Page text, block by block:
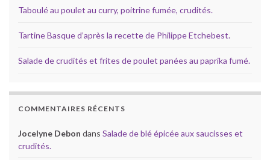
Taboulé au poulet au curry, poitrine fumée, crudités.
Tartine Basque d’après la recette de Philippe Etchebest.
Salade de crudités et frites de poulet panées au paprika fumé.
COMMENTAIRES RÉCENTS
Jocelyne Debon dans Salade de blé épicée aux saucisses et
crudités.